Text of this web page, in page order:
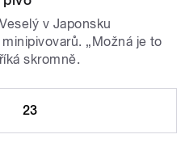
v Japonsku
„Možná je to
skromně.
23